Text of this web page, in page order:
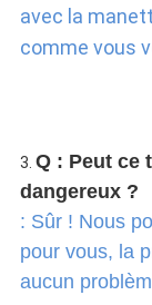
avec la
comme vous
3. Q : Peut ce
dangereux ?
: Sûr ! Nous
pour vous, la
aucun